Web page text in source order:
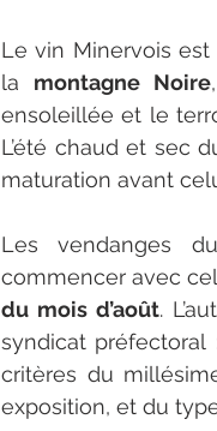
Le vin Minervois
la montagne Noire
ensoleillée et le
L’été chaud et sec
maturation avant
Les vendanges
commencer avec
du mois d’août.
syndicat préfectoral
critères du
exposition, et du